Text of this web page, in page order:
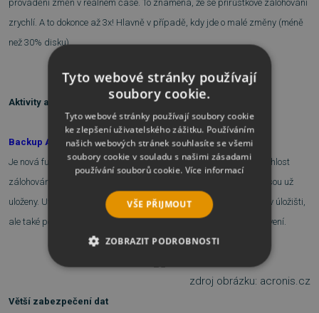
provádění změn v reálném čase. To znamená, že se přírůstkové zálohování
zrychlí. A to dokonce až 3x! Hlavně v případě, kdy jde o malé změny (méně
než 30% disku).
Aktivity a statistiky zálohování
Backup Activity and Statistics
Je nová funkce, která sledujte status záloh, velikosti souborů a rychlost
zálohování nebo barevné ukazatele pro jednotlivé typy dat, které jsou už
uloženy. Uvidíte množství zazálohovaných dat, počet verzí zálohy v úložišti,
ale také počty fotek, videí, hudby a dokumentů dostupných k obnovení.
zdroj obrázku: acronis.cz
Větší zabezpečení dat
Tyto webové stránky používají
soubory cookie.
Tyto webové stránky používají soubory cookie
ke zlepšení uživatelského zážitku. Používáním
našich webových stránek souhlasíte se všemi
soubory cookie v souladu s našimi zásadami
používání souborů cookie. Více informací
VŠE PŘIJMOUT
ZOBRAZIT PODROBNOSTI
NEZBYTNĚ NUTNÉ SOUBORY
VÝKONOVÉ SOUBORY